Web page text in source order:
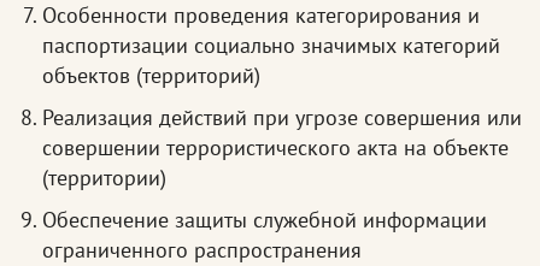
Особенности проведения категорирования и
паспортизации социально значимых категорий
объектов (территорий)
Реализация действий при угрозе совершения или
совершении террористического акта на объекте
(территории)
Обеспечение защиты служебной информации
ограниченного распространения